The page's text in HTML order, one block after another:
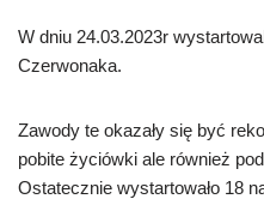
W dniu 24.03.2023r
Czerwonaka.
Zawody te okazały się być
pobite życiówki ale również
Ostatecznie wystartowało 18